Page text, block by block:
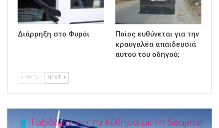
Διάρρηξη στο Φυρόι
Ποίος ευθύνεται για την
κραυγαλέα απαιδευσιά
αυτού του οδηγού;
PREV NEXT